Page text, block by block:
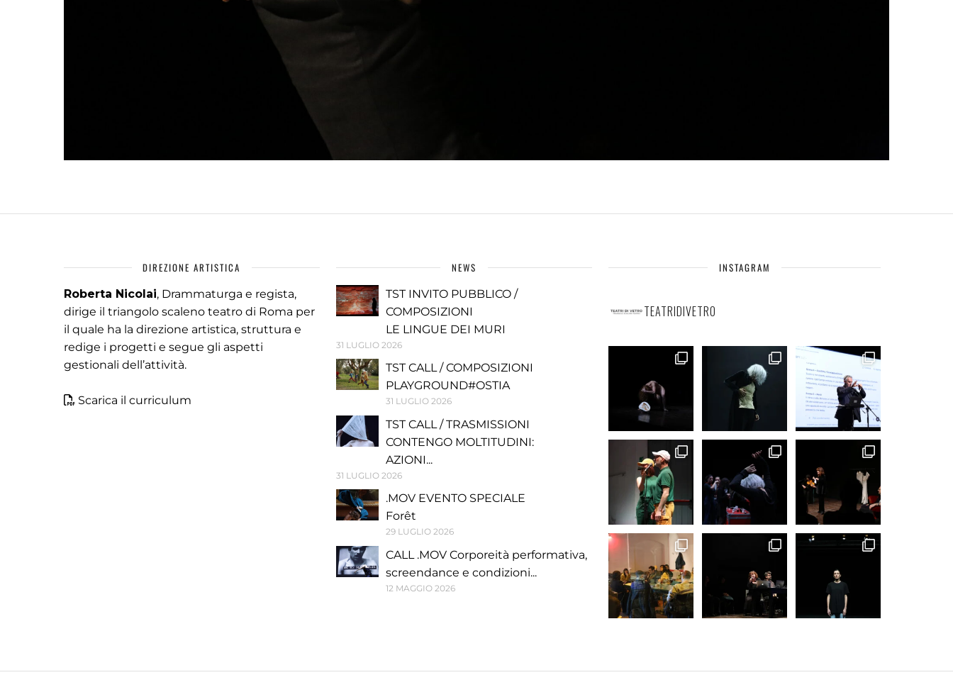
DIREZIONE ARTISTICA
Roberta Nicolai, Drammaturga e regista,
dirige il triangolo scaleno teatro di Roma per
il quale ha la direzione artistica, struttura e
redige i progetti e segue gli aspetti
gestionali dell’attività.
Scarica il curriculum
NEWS
TST INVITO PUBBLICO /
COMPOSIZIONI
LE LINGUE DEI MURI
31 LUGLIO 2026
TST CALL / COMPOSIZIONI
PLAYGROUND#OSTIA
31 LUGLIO 2026
TST CALL / TRASMISSIONI
CONTENGO MOLTITUDINI:
AZIONI...
31 LUGLIO 2026
.MOV EVENTO SPECIALE
Forêt
29 LUGLIO 2026
CALL .MOV Corporeità performativa,
screendance e condizioni...
12 MAGGIO 2026
INSTAGRAM
TEATRIDIVETRO